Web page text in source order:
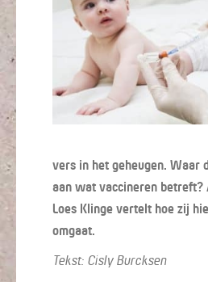
vers in het geheugen. Waar
aan wat vaccineren
Loes Klinge vertelt hoe zij
omgaat.
Tekst: Cisly Burcksen